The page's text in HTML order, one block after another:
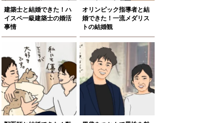
建築士と結婚できた！ハ
イスペ一級建築士の婚活
事情
オリンピック指導者と結
婚できた！一流メダリス
トの結婚観